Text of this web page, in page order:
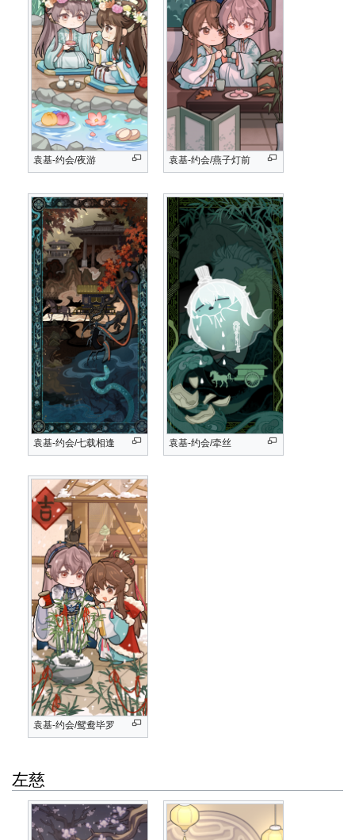
袁基-约会/夜游 袁基-约会/燕子灯前
袁基-约会/七载相逢 袁基-约会/牵丝
袁基-约会/鸳鸯毕罗
左慈